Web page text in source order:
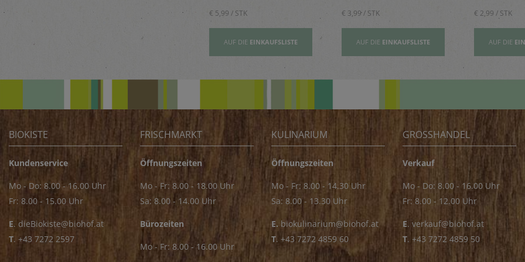
€ 5,99 / STK
AUF DIE EINKAUFSLISTE
€ 3,99 / STK
AUF DIE EINKAUFSLISTE
€ 2,99 / STK
AUF DIE
BIOKISTE
Kundenservice
Mo - Do: 8.00 - 16.00 Uhr
Fr: 8.00 - 15.00 Uhr
E. dieBiokiste@biohof.at
T. +43 7272 2597
FRISCHMARKT
Öffnungszeiten
Mo - Fr: 8.00 - 18.00 Uhr
Sa: 8.00 - 14.00 Uhr
Bürozeiten
Mo - Fr: 8.00 - 16.00 Uhr
KULINARIUM
Öffnungszeiten
Mo - Fr: 8.00 - 14.30 Uhr
Sa: 8.00 - 13.30 Uhr
E. biokulinarium@biohof.at
T. +43 7272 4859 60
GROSSHANDEL
Verkauf
Mo - Do: 8.00 - 16.00 Uhr
Fr: 8.00 - 12.00 Uhr
E. verkauf@biohof.at
T. +43 7272 4859 50